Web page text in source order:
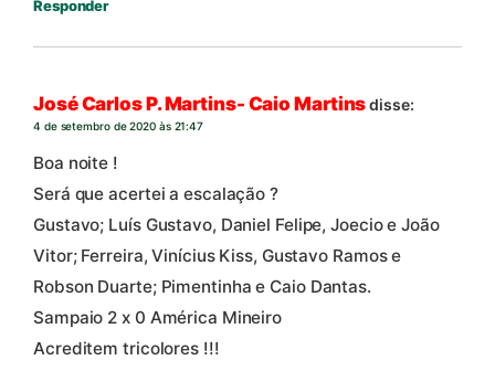
Responder
José Carlos P. Martins- Caio Martinsdisse:
4 de setembro de 2020 às 21:47
Boa noite !
Será que acertei a escalação ?
Gustavo; Luís Gustavo, Daniel Felipe, Joecio e João
Vitor; Ferreira, Vinícius Kiss, Gustavo Ramos e
Robson Duarte; Pimentinha e Caio Dantas.
Sampaio 2 x 0 América Mineiro
Acreditem tricolores !!!